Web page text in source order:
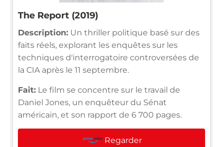
The Report (2019)
Description: Un thriller politique basé sur des
faits réels, explorant les enquêtes sur les
techniques d'interrogatoire controversées de
la CIA après le 11 septembre.
Fait: Le film se concentre sur le travail de
Daniel Jones, un enquêteur du Sénat
américain, et son rapport de 6 700 pages.
Regarder